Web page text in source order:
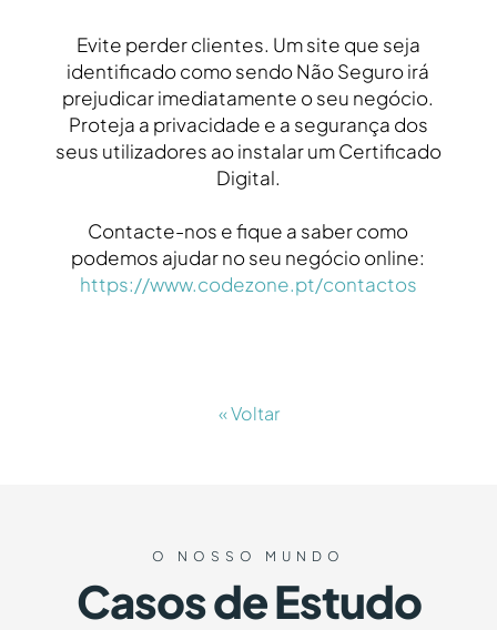
Evite perder clientes. Um site que seja
identificado como sendo Não Seguro irá
prejudicar imediatamente o seu negócio.
Proteja a privacidade e a segurança dos
seus utilizadores ao instalar um Certificado
Digital.
Contacte-nos e fique a saber como
podemos ajudar no seu negócio online:
https://www.codezone.pt/contactos
« Voltar
O NOSSO MUNDO
Casos de Estudo